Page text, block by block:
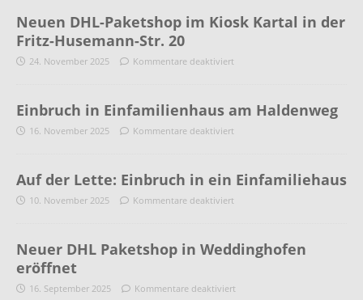
Neuen DHL-Paketshop im Kiosk Kartal in der
Fritz-Husemann-Str. 20
24. November 2025 Kommentare deaktiviert
Einbruch in Einfamilienhaus am Haldenweg
16. November 2025 Kommentare deaktiviert
Auf der Lette: Einbruch in ein Einfamiliehaus
10. November 2025 Kommentare deaktiviert
Neuer DHL Paketshop in Weddinghofen
eröffnet
16. September 2025 Kommentare deaktiviert